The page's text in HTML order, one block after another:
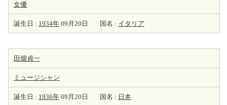
女優
誕生日 : 1934年 09月20日 国名 : イタリア
田畑貞一
ミュージシャン
誕生日 : 1936年 09月20日 国名 : 日本